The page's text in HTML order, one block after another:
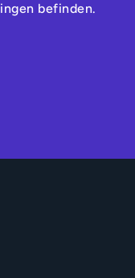
befinden.